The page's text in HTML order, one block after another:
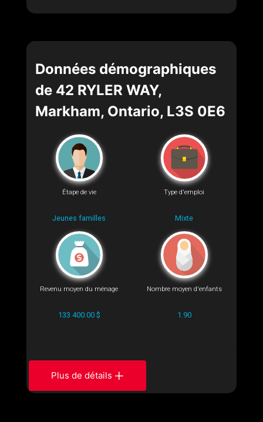
Données démographiques
de 42 RYLER WAY,
Markham, Ontario, L3S 0E6
Étape de vie
Jeunes familles
Type d'emploi
Mixte
Revenu moyen du ménage
133 400.00 $
Nombre moyen d'enfants
1.90
Plus de détails